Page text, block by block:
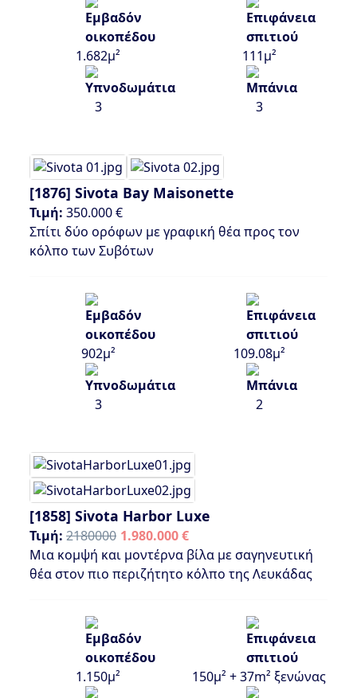
1.682μ² 111μ²
3 3
[1876] Sivota Bay Maisonette
Τιμή: 350.000 €
Σπίτι δύο ορόφων με γραφική θέα προς τον
κόλπο των Συβότων
902μ² 109.08μ²
3 2
[1858] Sivota Harbor Luxe
Τιμή: 2180000 1.980.000 €
Μια κομψή και μοντέρνα βίλα με σαγηνευτική
θέα στον πιο περιζήτητο κόλπο της Λευκάδας
1.150μ² 150μ² + 37m² ξενώνας